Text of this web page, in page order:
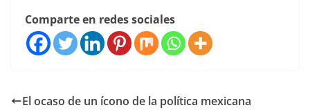
Comparte en redes sociales
El ocaso de un ícono de la política mexicana